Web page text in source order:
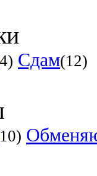
Сдам(12)